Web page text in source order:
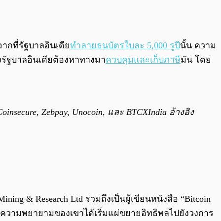
กที่รัฐบาลอินเดียทำลายธนบัตรใบละ 5,000 รูปีนั้น ความ
ฐบาลอินเดียต้องหาทางมาควบคุมและเก็บภาษีมัน โดย
Zebpay, Unocoin, และ BTCXIndia อ้างอิง
& Research Ltd รวมถึงเป็นผู้เขียนหนังสือ “Bitcoin
วามพยายามของเขาได้เริ่มแผ่ขยายอิทธิพลไปยังวงการ